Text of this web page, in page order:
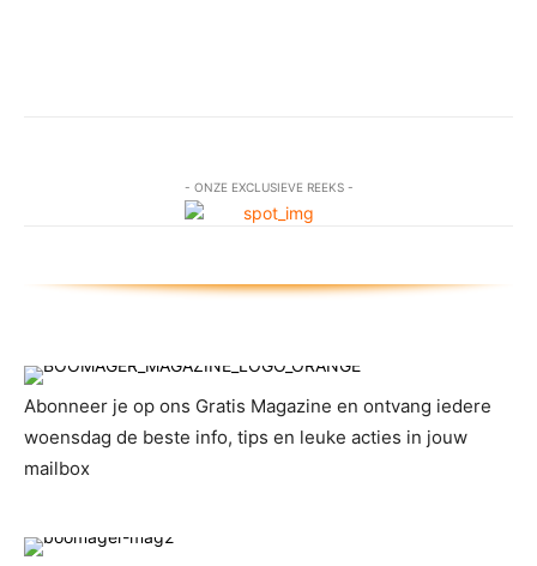
- ONZE EXCLUSIEVE REEKS -
Abonneer je op ons Gratis Magazine en ontvang iedere
woensdag de beste info, tips en leuke acties in jouw
mailbox